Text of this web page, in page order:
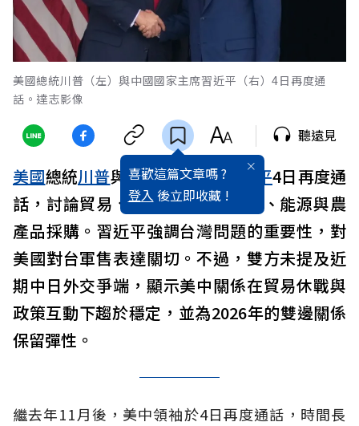
美國總統川普（左）與中國國家主席習近平（右）4日再度通
話。達志影像
喜歡這篇文章嗎 ?
登入 後立即收藏 !
聽遠見
美國總統川普與 中國國家主席習近平4日再度通
話，討論貿易、台灣、烏克蘭 戰爭、能源與農
產品採購。習近平強調台灣問題的重要性，對
美國對台軍售表達關切。不過，雙方未提及近
期中日外交爭端，顯示美中關係在貿易休戰與
政策互動下趨於穩定，並為2026年的雙邊關係
保留彈性。
繼去年11月後，美中領袖於4日再度通話，時間長